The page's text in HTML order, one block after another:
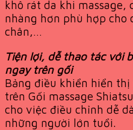
khô rát da khi massage,
nhàng hơn phù hợp cho
chân,…
Tiện lợi, dễ thao tác với
ngay trên gối
Bảng điều khiển hiển
trên Gối massage
cho việc điều chỉnh dễ
những người lớn tuổi.